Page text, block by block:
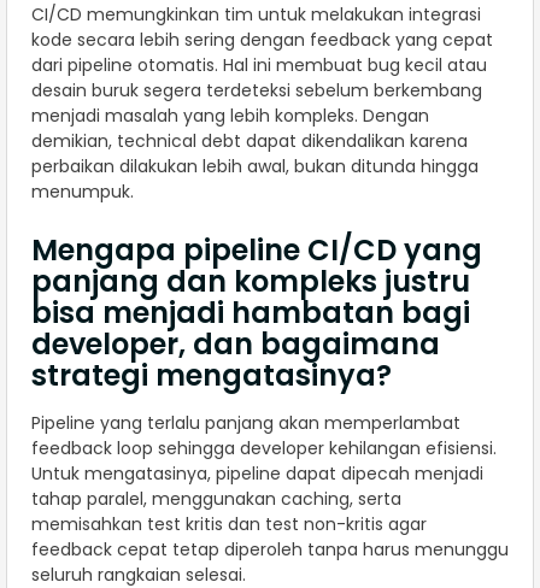
CI/CD memungkinkan tim untuk melakukan integrasi
kode secara lebih sering dengan feedback yang cepat
dari pipeline otomatis. Hal ini membuat bug kecil atau
desain buruk segera terdeteksi sebelum berkembang
menjadi masalah yang lebih kompleks. Dengan
demikian, technical debt dapat dikendalikan karena
perbaikan dilakukan lebih awal, bukan ditunda hingga
menumpuk.
Mengapa pipeline CI/CD yang
panjang dan kompleks justru
bisa menjadi hambatan bagi
developer, dan bagaimana
strategi mengatasinya?
Pipeline yang terlalu panjang akan memperlambat
feedback loop sehingga developer kehilangan efisiensi.
Untuk mengatasinya, pipeline dapat dipecah menjadi
tahap paralel, menggunakan caching, serta
memisahkan test kritis dan test non-kritis agar
feedback cepat tetap diperoleh tanpa harus menunggu
seluruh rangkaian selesai.